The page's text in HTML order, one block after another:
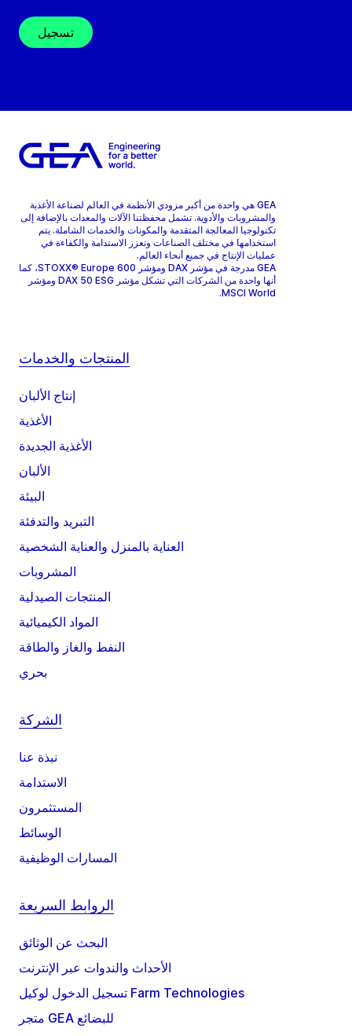
تسجيل
GEA هي واحدة من أكبر مزودي الأنظمة في العالم لصناعة الأغذية
والمشروبات والأدوية. تشمل محفظتنا الآلات والمعدات بالإضافة إلى
تكنولوجيا المعالجة المتقدمة والمكونات والخدمات الشاملة. يتم
استخدامها في مختلف الصناعات وتعزز الاستدامة والكفاءة في
عمليات الإنتاج في جميع أنحاء العالم.
GEA مدرجة في مؤشر DAX ومؤشر STOXX® Europe 600، كما
أنها واحدة من الشركات التي تشكل مؤشر DAX 50 ESG ومؤشر
MSCI World.
المنتجات والخدمات
إنتاج الألبان
الأغذية
الأغذية الجديدة
الألبان
البيئة
التبريد والتدفئة
العناية بالمنزل والعناية الشخصية
المشروبات
المنتجات الصيدلية
المواد الكيميائية
النفط والغاز والطاقة
بحري
الشركة
نبذة عنا
الاستدامة
المستثمرون
الوسائط
المسارات الوظيفية
الروابط السريعة
البحث عن الوثائق
الأحداث والندوات عبر الإنترنت
تسجيل الدخول لوكيل Farm Technologies
متجر GEA للبضائع